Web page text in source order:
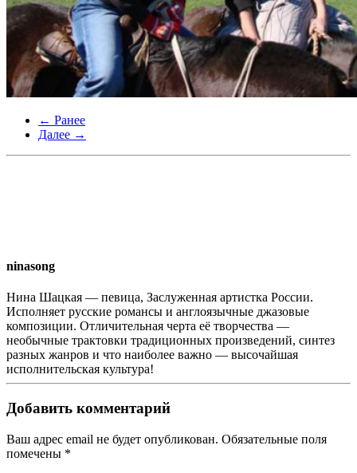
← Ранее
Далее →
ninasong
Нина Шацкая — певица, Заслуженная артистка России.
Исполняет русские романсы и англоязычные джазовые
композиции. Отличительная черта её творчества —
необычные трактовки традиционных произведений, синтез
разных жанров и что наиболее важно — высочайшая
исполнительская культура!
Добавить комментарий
Ваш адрес email не будет опубликован. Обязательные поля
помечены *